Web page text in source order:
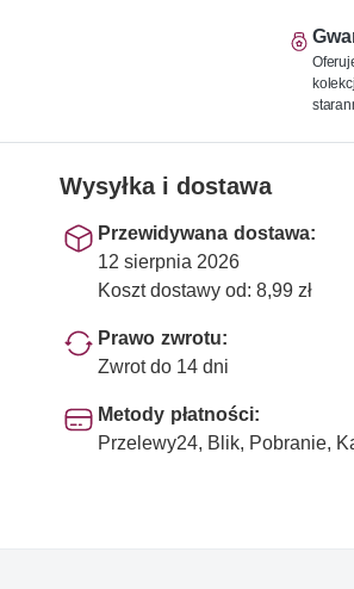
Wysyłka i dostawa
Przewidywana dostawa:
12 sierpnia 2026
Koszt dostawy od: 8,99 zł
Prawo zwrotu:
Zwrot do 14 dni
Metody płatności:
Przelewy24, Blik, Pobranie,